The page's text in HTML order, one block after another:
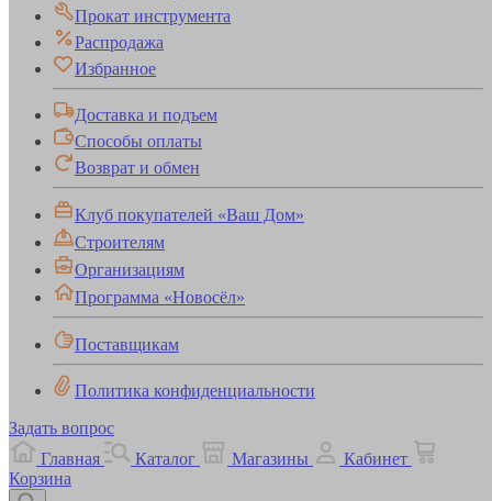
Прокат инструмента
Распродажа
Избранное
Доставка и подъем
Способы оплаты
Возврат и обмен
Клуб покупателей «Ваш Дом»
Строителям
Организациям
Программа «Новосёл»
Поставщикам
Политика конфиденциальности
Задать вопрос
Главная
Каталог Магазины
Кабинет
Корзина